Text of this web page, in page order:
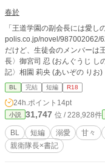
春於
「王道学園の副会長には愛
polis.co.jp/novel/987002062/624877237) 王道学園に王
だけど、生徒会のメンバーは王道ではないよ
長〉御宮司 忍 (おんぐうじ し
記〉相園 莉央 (あいぞの りお
彩葉/日彩 (いっしき いろは/ひいろ) 風紀委員 〈風紀委員長〉伊武 征
せいたろう) 相園莉央親衛隊 〈親衛隊長〉早乙女 楓真 (さおとめ ふうま) 王道転
BL 完結 短編 R18
24h.ポイント 14pt
小説 31,747 位 / 228,928件
BL 短編 溺愛 甘々
親衛隊長×書記